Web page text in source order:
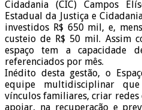
Cidadania (CIC) Campos
Estadual da Justiça e
investidos R$ 650 mil, e,
custeio de R$ 50 mil. Assim
espaço tem a capacidade
referenciados por mês.
Inédito desta gestão, o
equipe multidisciplinar
vínculos familiares, criar
apoiar, na recuperação e